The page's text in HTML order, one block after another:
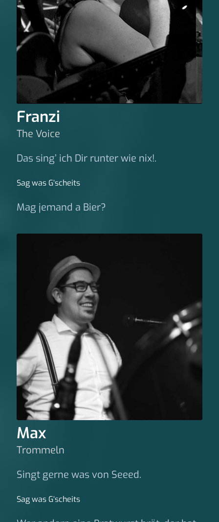
Franzi
The Voice
Das sing’ ich Dir runter wie nix!.
Sag was G‘scheits
Mag jemand a Bier?
Max
Trommeln
Singt gerne was von Seeed.
Sag was G‘scheits